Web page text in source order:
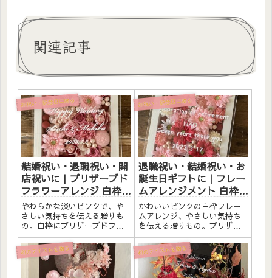
関連記事
お祝い・記念日に贈る
結婚祝い・退職祝い・開
店祝いに｜プリザーブド
フラワーアレンジ 白枠
〈淡いピンク〉文字入れ
やわらかな淡いピンクで、や
さしい気持ちを伝える贈りも
の。白枠にプリザーブドフラ
ワーと造花をたっぷりアレン
ジしました。アクリルプレー
トへのメッセージ入れ無料。
自立するので壁かけでも置き
型でも飾れます。こんな方へ
お祝い・記念日に贈る
退職祝い・結婚祝い・お
誕生日ギフトに｜フレー
ムアレンジメント 白枠
〈ピンク〉文字入れ
かわいいピンクの白枠フレー
ムアレンジ、やさしい気持ち
を伝える贈りもの。プリザー
ブドフラワーと素材をたっぷ
りアレンジしました。アクリ
ルプレートへのメッセージ入
れ無料。こんな方へ退職祝
い・感謝の贈りものに結婚祝
和のテイストを贈る 和のテイストを贈る